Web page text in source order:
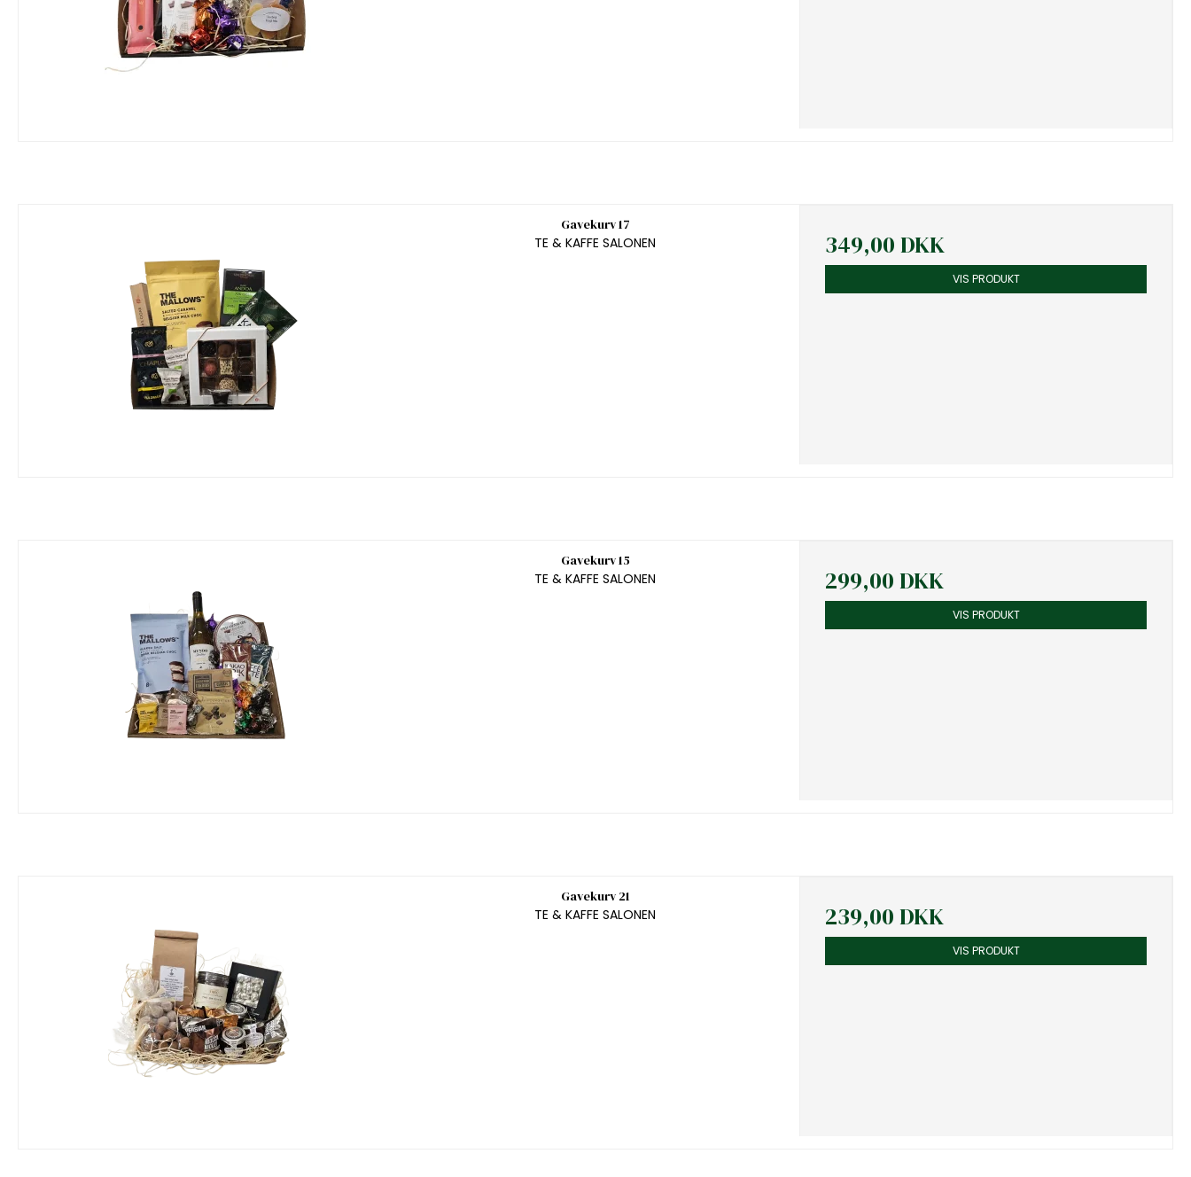
Gavekurv 17
TE & KAFFE SALONEN
349,00 DKK
VIS PRODUKT
Gavekurv 15
TE & KAFFE SALONEN
299,00 DKK
VIS PRODUKT
Gavekurv 21
TE & KAFFE SALONEN
239,00 DKK
VIS PRODUKT